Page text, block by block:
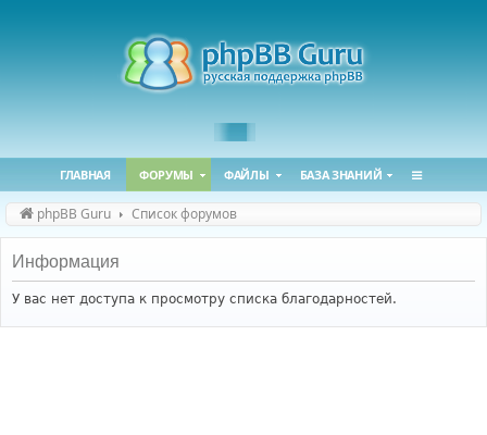
ГЛАВНАЯ ФОРУМЫ ФАЙЛЫ БАЗА ЗНАНИЙ
phpBB Guru Список форумов
Информация
У вас нет доступа к просмотру списка благодарностей.